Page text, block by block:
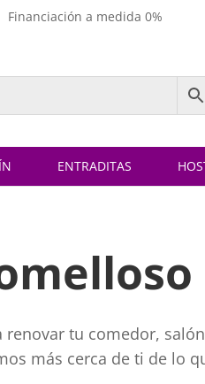
Financiación a medida 0%
ENTRADITAS
renovar tu comedor,
más cerca de ti de lo